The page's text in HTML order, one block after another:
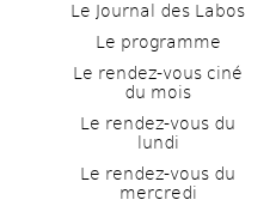
Le Journal des Labos
Le programme
Le rendez-vous ciné
du mois
Le rendez-vous du
lundi
Le rendez-vous du
mercredi